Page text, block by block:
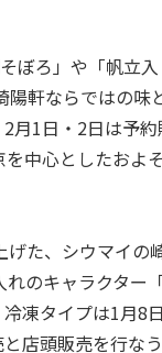
ぼろ」や「帆立
軒ならではの味
月1日・2日は予
中心としたおよ
た、シウマイの
のキャラクター
凍タイプは1月8
店頭販売を行な